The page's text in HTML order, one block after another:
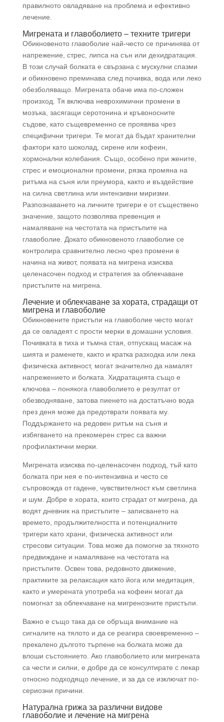
правилното овладяване на проблема и ефективно
лечение.
Мигрената и главоболието – техните тригери
Обикновеното главоболие най-често се причинява от
напрежение, стрес, липса на сън или дехидратация.
В този случай болката е свързана с мускулни спазми
и обикновено преминава след почивка, вода или леко
обезболяващо. Мигрената обаче има по-сложен
произход. Тя включва неврохимични промени в
мозъка, засягащи серотонина и кръвоносните
съдове, като същевременно се проявява чрез
специфични тригери. Те могат да бъдат хранителни
фактори като шоколад, сирене или кофеин,
хормонални колебания. Също, особено при жените,
стрес и емоционални промени, рязка промяна на
ритъма на съня или преумора, както и въздействие
на силна светлина или интензивни миризми.
Разпознаването на личните тригери е от съществено
значение, защото позволява превенция и
намаляване на честотата на пристъпите на
главоболие. Докато обикновеното главоболие се
контролира сравнително лесно чрез промени в
начина на живот, появата на мигрена изисква
целенасочен подход и стратегия за облекчаване
пристъпите на мигрена.
Лечение и облекчаване за хората, страдащи от
мигрена и главоболие
Обикновените пристъпи на главоболие често могат
да се овладеят с прости мерки в домашни условия.
Почивката в тиха и тъмна стая, отпускащ масаж на
шията и раменете, както и кратка разходка или лека
физическа активност, могат значително да намалят
напрежението и болката. Хидратацията също е
ключова – понякога главоболието е резултат от
обезводняване, затова пиенето на достатъчно вода
през деня може да предотврати появата му.
Поддържането на редовен ритъм на съня и
избягването на прекомерен стрес са важни
профилактични мерки.
Мигрената изисква по-целенасочен подход, тъй като
болката при нея е по-интензивна и често се
съпровожда от гадене, чувствителност към светлина
и шум. Добре е хората, които страдат от мигрена, да
водят дневник на пристъпите – записването на
времето, продължителността и потенциалните
тригери като храни, физическа активност или
стресови ситуации. Това може да помогне за тяхното
предвиждане и намаляване на честотата на
пристъпите. Освен това, редовното движение,
практиките за релаксация като йога или медитация,
както и умерената употреба на кофеин могат да
помогнат за облекчаване на мигренозните пристъпи.
Важно е също така да се обръща внимание на
сигналите на тялото и да се реагира своевременно –
прекалено дългото търпене на болката може да
влоши състоянието. Ако главоболието или мигрената
са чести и силни, е добре да се консултирате с лекар
относно подходящо лечение, и за да се изключат по-
сериозни причини.
Натурална грижа за различни видове
главоболие и лечение на мигрена